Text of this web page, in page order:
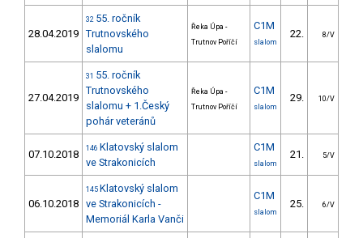
28.04.2019
32 55. ročník
Trutnovského
slalomu
Řeka Úpa -
Trutnov Poříčí
C1M
slalom
22. 8/V
27.04.2019
31 55. ročník
Trutnovského
slalomu + 1.Český
pohár veteránů
Řeka Úpa -
Trutnov Poříčí
C1M
slalom
29. 10/V
07.10.2018 146 Klatovský slalom
ve Strakonicích
C1M
slalom
21. 5/V
06.10.2018
145 Klatovský slalom
ve Strakonicích -
Memoriál Karla Vanči
C1M
slalom
25. 6/V